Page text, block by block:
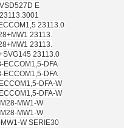
E
23113.0
23113.
23113.
23113.0
ECCOM1,5-DFA
ECCOM1,5-DFA
DFA-W
DFA-W
MW1-W
MW1-W
W SERIE30